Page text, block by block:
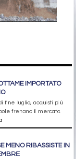
IMPORTATO
fine luglio, acquisti più
frenano il mercato.
MENO RIBASSISTE IN